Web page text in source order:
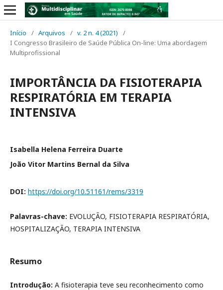
Início / Arquivos / v. 2 n. 4 (2021)
/
I Congresso Brasileiro de Saúde Pública On-line: Uma abordagem
Multiprofissional
IMPORTÂNCIA DA FISIOTERAPIA
RESPIRATÓRIA EM TERAPIA
INTENSIVA
Isabella Helena Ferreira Duarte
João Vitor Martins Bernal da Silva
DOI: https://doi.org/10.51161/rems/3319
Palavras-chave: EVOLUÇÃO, FISIOTERAPIA RESPIRATÓRIA,
HOSPITALIZAÇÃO, TERAPIA INTENSIVA
Resumo
Introdução: A fisioterapia teve seu reconhecimento como